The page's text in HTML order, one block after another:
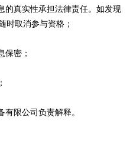
真实性承担法律责任。如发现
时取消参与资格；
密；
限公司负责解释。